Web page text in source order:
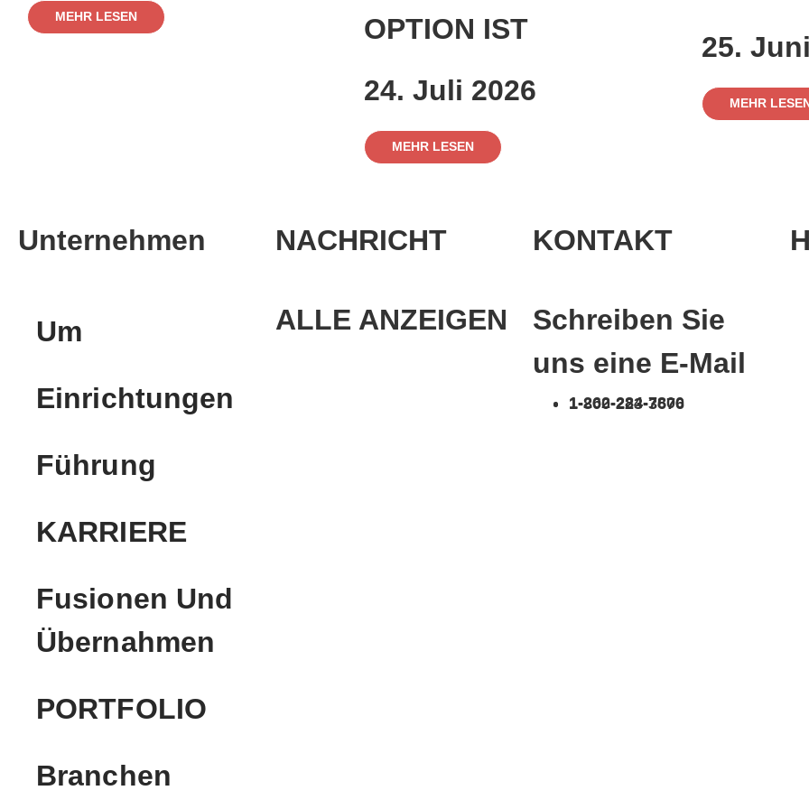
MEHR LESEN
OPTION IST
24. Juli 2026
MEHR LESEN
25.
MEHR
Unternehmen
Um
Einrichtungen
Führung
KARRIERE
Fusionen Und
Übernahmen
PORTFOLIO
Branchen
NACHRICHT
ALLE ANZEIGEN
KONTAKT
Schreiben Sie
uns eine E-Mail
1-262-284-7800
1-800-223-3676